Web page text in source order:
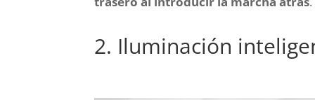
2. Iluminación